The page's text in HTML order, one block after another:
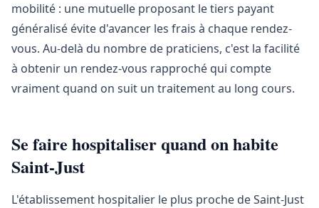
mobilité : une mutuelle proposant le tiers payant
généralisé évite d'avancer les frais à chaque rendez-
vous. Au-delà du nombre de praticiens, c'est la facilité
à obtenir un rendez-vous rapproché qui compte
vraiment quand on suit un traitement au long cours.
Se faire hospitaliser quand on habite
Saint-Just
L'établissement hospitalier le plus proche de Saint-Just